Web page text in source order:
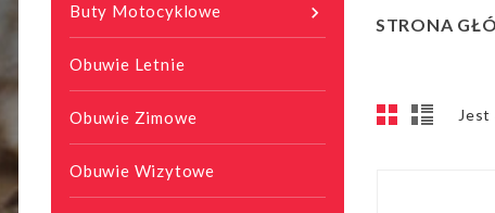

Buty Motocyklowe
Obuwie Letnie
Obuwie Zimowe
Obuwie Wizytowe
STRONA